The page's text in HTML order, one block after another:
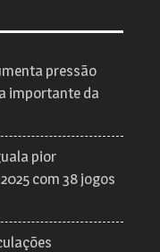
pressão
importante da
pior
com 38 jogos